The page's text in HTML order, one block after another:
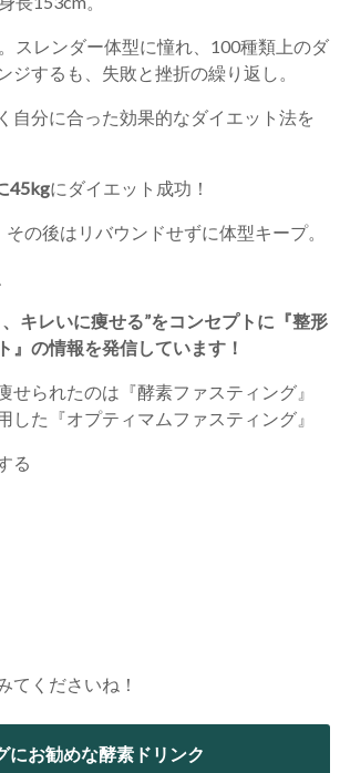
スレンダー体型に憧れ、100種類上のダ
ジするも、失敗と挫折の繰り返し。
自分に合った効果的なダイエット法を
45kgにダイエット成功！
その後はリバウンドせずに体型キープ。
キレいに痩せる”をコンセプトに『整形
』の情報を発信しています！
せられたのは『酵素ファスティング』
した『オプティマムファスティング』
る
てくださいね！
お勧めな酵素ドリンク